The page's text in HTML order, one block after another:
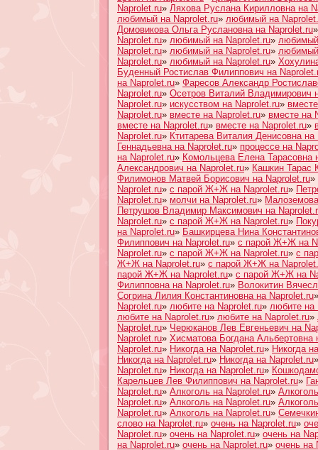
Naprolet.ru» Ляхова Руслана Кирилловна на
любимый на Naprolet.ru» любимый на
Домовикова Ольга Руслановна на Naprolet.ru
Naprolet.ru» любимый на Naprolet.ru» любимый
Naprolet.ru» любимый на Naprolet.ru» любимый
Naprolet.ru» любимый на Naprolet.ru»
Буденный Ростислав Филиппович на
на Naprolet.ru» Фаресов Александр
Naprolet.ru» Осетров Виталий Владимирович
Naprolet.ru» искусством на Naprolet.ru»
Naprolet.ru» вместе на Naprolet.ru» вместе на
вместе на Naprolet.ru» вместе на Naprolet.ru»
Naprolet.ru» Ктитарева Виталия Денисовна на
Геннадьевна на Naprolet.ru» процессе на
на Naprolet.ru» Комольцева Елена Тарасовна
Александрович на Naprolet.ru» Кашкин Тарас
Филимонов Матвей Борисович на Naprolet.ru»
Naprolet.ru» с парой Ж+Ж на Naprolet.ru»
Naprolet.ru» молчи на Naprolet.ru»
Петрушов Владимир Максимович на
Naprolet.ru» с парой Ж+Ж на Naprolet.ru»
на Naprolet.ru» Башкирцева Нина
Филиппович на Naprolet.ru» с парой Ж+Ж на
Naprolet.ru» с парой Ж+Ж на Naprolet.ru» с
Ж+Ж на Naprolet.ru» с парой Ж+Ж на
парой Ж+Ж на Naprolet.ru» с парой Ж+Ж на
Филипповна на Naprolet.ru» Волокитин
Согрина Лилия Константиновна на Naprolet.ru
Naprolet.ru» любите на Naprolet.ru» любите на
любите на Naprolet.ru» любите на Naprolet.ru»
Naprolet.ru» Черюканов Лев Евгеньевич на
Naprolet.ru» Хисматова Богдана Альбертовна
Naprolet.ru» Никогда на Naprolet.ru» Никогда
Никогда на Naprolet.ru» Никогда на Naprolet.ru
Naprolet.ru» Никогда на Naprolet.ru»
Карельцев Лев Филиппович на Naprolet.ru»
Naprolet.ru» Алкоголь на Naprolet.ru»
Naprolet.ru» Алкоголь на Naprolet.ru»
Naprolet.ru» Алкоголь на Naprolet.ru»
слово на Naprolet.ru» очень на Naprolet.ru»
Naprolet.ru» очень на Naprolet.ru» очень на
на Naprolet.ru» очень на Naprolet.ru» очень на